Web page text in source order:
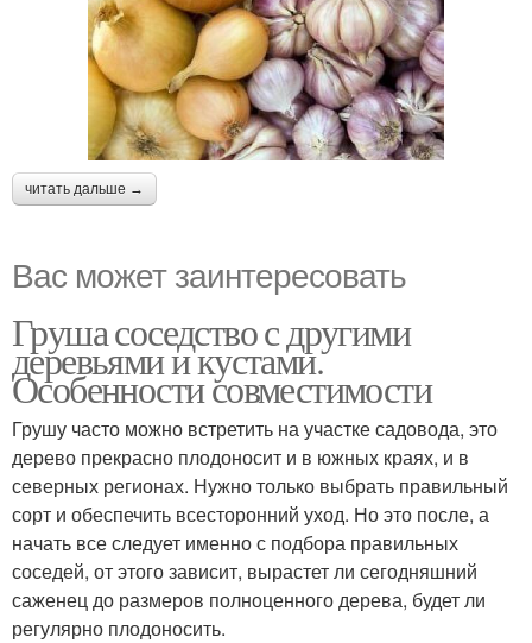
читать дальше →
Вас может заинтересовать
Груша соседство с другими
деревьями и кустами.
Особенности совместимости
Грушу часто можно встретить на участке садовода, это
дерево прекрасно плодоносит и в южных краях, и в
северных регионах. Нужно только выбрать правильный
сорт и обеспечить всесторонний уход. Но это после, а
начать все следует именно с подбора правильных
соседей, от этого зависит, вырастет ли сегодняшний
саженец до размеров полноценного дерева, будет ли
регулярно плодоносить.